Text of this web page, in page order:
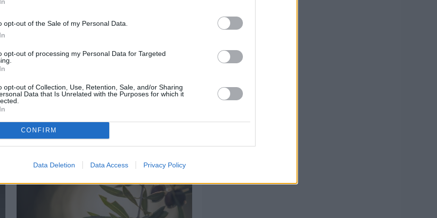
opt-out of the Sale of my Personal Data.
opt-out of processing my Personal Data for Targeted
opt-out of Collection, Use, Retention, Sale, and/or Sharing
Data that Is Unrelated with the Purposes for which it
CONFIRM
Data Deletion Data Access Privacy Policy
Viber ομάδαμας και δείτε όλες τις ειδήσεις από